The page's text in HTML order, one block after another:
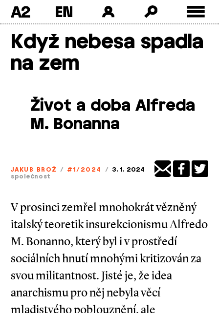
A2
Když nebesa spadla
na zem
Život a doba Alfreda
M. Bonanna
JAKUB BROŽ / #1/2024 / 3. 1. 2024
společnost
V prosinci zemřel mnohokrát vězněný
italský teoretik insurekcionismu Alfredo
M. Bonanno, který byl i v prostředí
sociálních hnutí mnohými kritizován za
svou militantnost. Jisté je, že idea
anarchismu pro něj nebyla věcí
mladistvého poblouznění, ale